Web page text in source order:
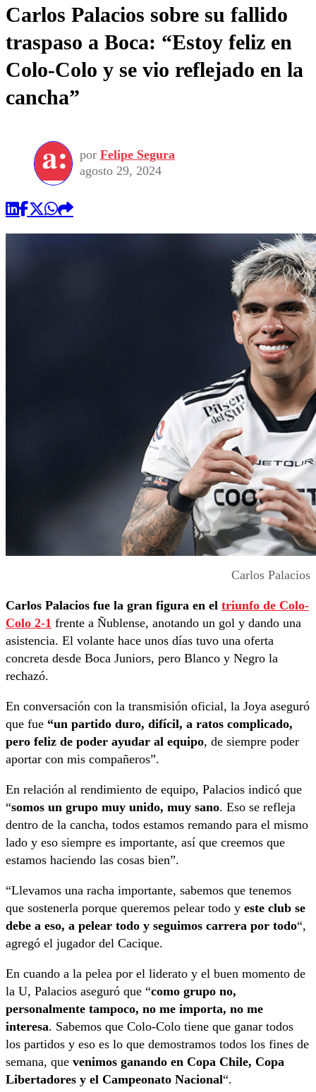
Carlos Palacios sobre su fallido
traspaso a Boca: “Estoy feliz en
Colo-Colo y se vio reflejado en la
cancha”
por Felipe Segura
agosto 29, 2024
Carlos Palacios
Carlos Palacios fue la gran figura en el triunfo de Colo-
Colo 2-1 frente a Ñublense, anotando un gol y dando una
asistencia. El volante hace unos días tuvo una oferta
concreta desde Boca Juniors, pero Blanco y Negro la
rechazó.
En conversación con la transmisión oficial, la Joya aseguró
que fue “un partido duro, difícil, a ratos complicado,
pero feliz de poder ayudar al equipo, de siempre poder
aportar con mis compañeros”.
En relación al rendimiento de equipo, Palacios indicó que
“somos un grupo muy unido, muy sano. Eso se refleja
dentro de la cancha, todos estamos remando para el mismo
lado y eso siempre es importante, así que creemos que
estamos haciendo las cosas bien”.
“Llevamos una racha importante, sabemos que tenemos
que sostenerla porque queremos pelear todo y este club se
debe a eso, a pelear todo y seguimos carrera por todo“,
agregó el jugador del Cacique.
En cuando a la pelea por el liderato y el buen momento de
la U, Palacios aseguró que “como grupo no,
personalmente tampoco, no me importa, no me
interesa. Sabemos que Colo-Colo tiene que ganar todos
los partidos y eso es lo que demostramos todos los fines de
semana, que venimos ganando en Copa Chile, Copa
Libertadores y el Campeonato Nacional“.